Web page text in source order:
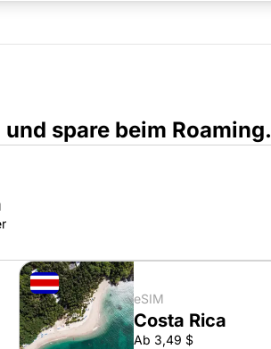
spare beim Roaming.
eSIM
Costa Rica
Ab 3,49 $